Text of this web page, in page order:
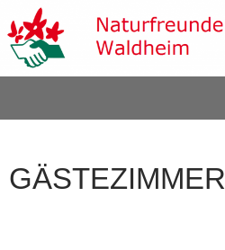
Inhalt
springen
GÄSTEZIMMER